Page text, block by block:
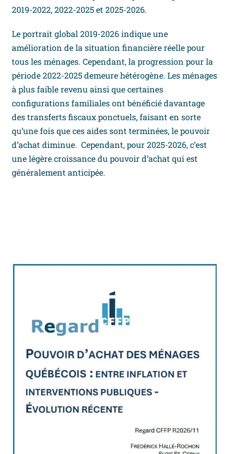
2019-2022, 2022-2025 et 2025-2026.
Le portrait global 2019-2026 indique une
amélioration de la situation financière réelle pour
tous les ménages. Cependant, la progression pour la
période 2022-2025 demeure hétérogène. Les ménages
à plus faible revenu ainsi que certaines
configurations familiales ont bénéficié davantage
des transferts fiscaux ponctuels, faisant en sorte
qu’une fois que ces aides sont terminées, le pouvoir
d’achat diminue. Cependant, pour 2025-2026, c’est
une légère croissance du pouvoir d’achat qui est
généralement anticipée.